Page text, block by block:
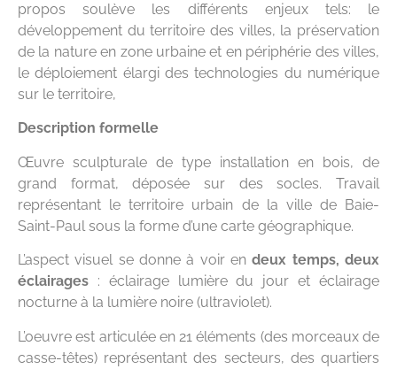
propos soulève les différents enjeux tels: le
développement du territoire des villes, la préservation
de la nature en zone urbaine et en périphérie des villes,
le déploiement élargi des technologies du numérique
sur le territoire,
Description formelle
Œuvre sculpturale de type installation en bois, de
grand format, déposée sur des socles. Travail
représentant le territoire urbain de la ville de Baie-
Saint-Paul sous la forme d’une carte géographique.
L’aspect visuel se donne à voir endeux temps, deux
éclairages : éclairage lumière du jour et éclairage
nocturne à la lumière noire (ultraviolet).
L’oeuvre est articulée en 21 éléments (des morceaux de
casse-têtes) représentant des secteurs, des quartiers